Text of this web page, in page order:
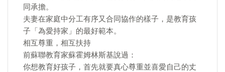
同承擔。
夫妻在家庭中分工有序又合同協作的樣子，是教育孩
子「為愛持家」的最好範本。
相互尊重，相互扶持
前蘇聯教育家蘇霍姆林斯基說過：
你想教育好孩子，首先就要真心尊重並喜愛自己的丈